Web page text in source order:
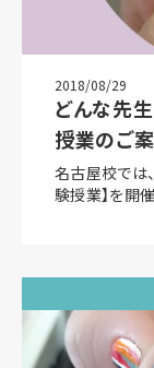
2018/08/29
どんな先
授業のご
名古屋校では
験授業】を開